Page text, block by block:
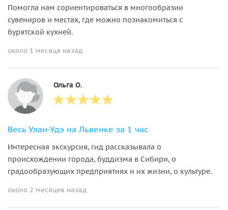
Помогла нам сориентироваться в многообразии
сувениров и местах, где можно познакомиться с
бурятской кухней.
около 1 месяца назад
Ольга О.
Весь Улан-Удэ на Львенке за 1 час
Интересная экскурсия, гид рассказывала о
происхождении города, буддизма в Сибири, о
градообразующих предприятиях и их жизни, о культуре.
около 2 месяцев назад